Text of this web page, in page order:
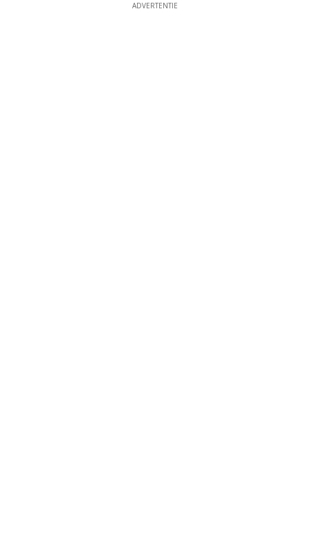
ADVERTENTIE